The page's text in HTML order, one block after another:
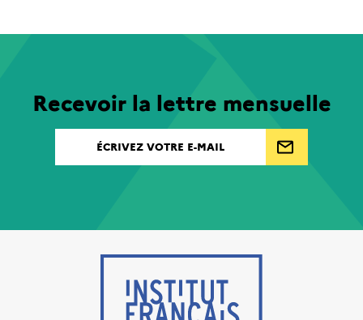
Recevoir la lettre mensuelle